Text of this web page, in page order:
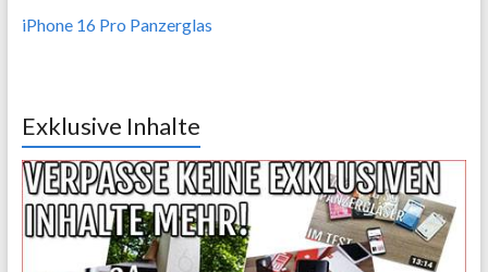
iPhone 16 Pro Panzerglas
Exklusive Inhalte